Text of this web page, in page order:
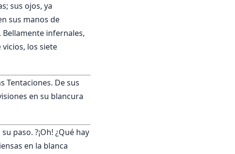
sus ojos, ya
sus manos de
infernales,
los siete
Tentaciones. De sus
en su blancura
paso. ?¡Oh! ¿Qué hay
en la blanca